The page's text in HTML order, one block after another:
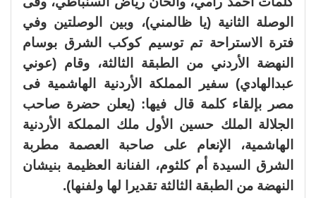
الوصلة الثانية (يا ظالمني)، وبين الوصلتين وفي
فترة الاستراحة تم توسيم كوكب الشرق بوسام
النهضة الأردني من الطبقة الثالثة، وقام (عوني
عبدالهادي) سفير المملكة الأردنية الهاشمية فى
مصر بإلقاء كلمة قال فيها: (يعلن حضرة صاحب
الجلالة الملك حسين الأول ملك المملكة الأردنية
الهاشمية، الإنعام على صاحبة العصمة مطربة
الشرق السيدة أم كلثوم، الفنانة العظيمة بنيشان
النهضة من الطبقة الثالثة تقديرا لها ولفنها).